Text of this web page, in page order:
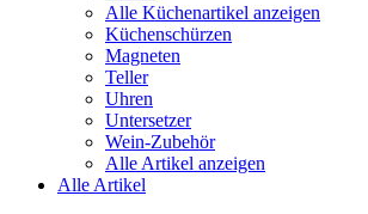
Alle Küchenartikel anzeigen
Küchenschürzen
Magneten
Teller
Uhren
Untersetzer
Wein-Zubehör
Alle Artikel anzeigen
Alle Artikel